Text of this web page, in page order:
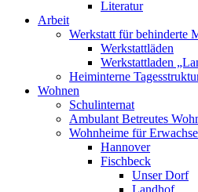
Literatur
Arbeit
Werkstatt für behinderte
Werkstattläden
Werkstattladen
Heiminterne
Wohnen
Schulinternat
Ambulant Betreutes
Wohnheime für
Hannover
Fischbeck
Unser Dorf
Landhof